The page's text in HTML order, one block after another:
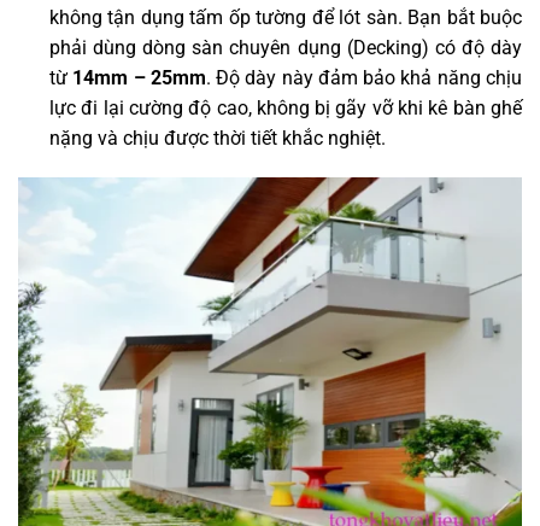
không tận dụng tấm ốp tường để lót sàn. Bạn bắt buộc
phải dùng dòng sàn chuyên dụng (Decking) có độ dày
từ 14mm – 25mm. Độ dày này đảm bảo khả năng chịu
lực đi lại cường độ cao, không bị gãy vỡ khi kê bàn ghế
nặng và chịu được thời tiết khắc nghiệt.